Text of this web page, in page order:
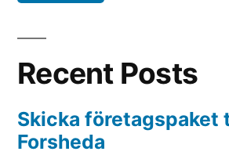
Recent Posts
Skicka företagspaket
Forsheda